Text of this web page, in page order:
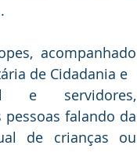
acompanhado
de Cidadania e
e servidores,
falando da
de crianças ou